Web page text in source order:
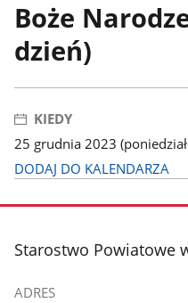
Boże
dzień)
KIEDY
25 grudnia 2023
DODAJ DO KALENDARZA
stopka
Starostwo Powiatowe
ADRES